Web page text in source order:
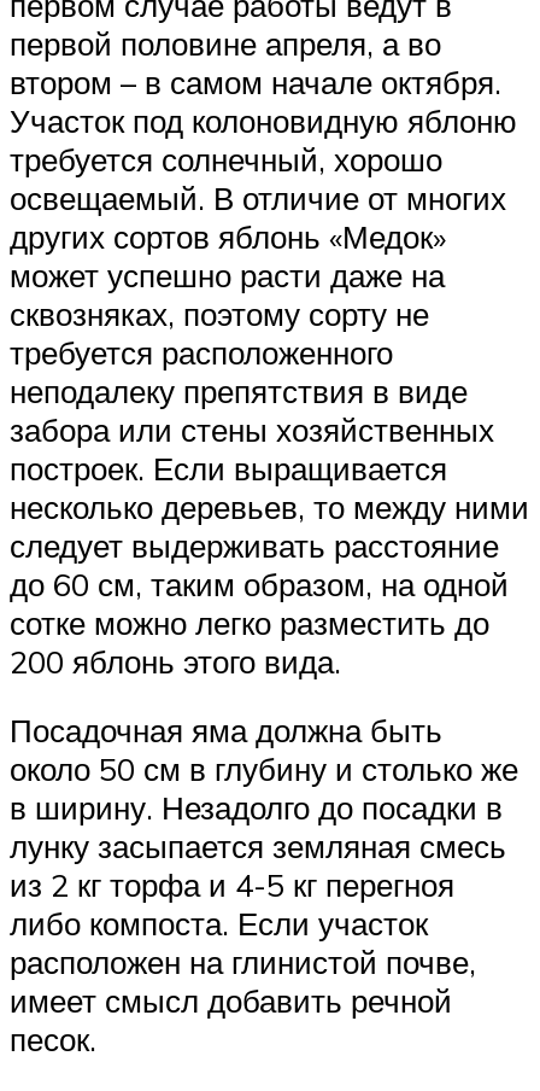
первой половине апреля, а во
втором – в самом начале октября.
Участок под колоновидную яблоню
требуется солнечный, хорошо
освещаемый. В отличие от многих
других сортов яблонь «Медок»
может успешно расти даже на
сквозняках, поэтому сорту не
требуется расположенного
неподалеку препятствия в виде
забора или стены хозяйственных
построек. Если выращивается
несколько деревьев, то между ними
следует выдерживать расстояние
до 60 см, таким образом, на одной
сотке можно легко разместить до
200 яблонь этого вида.
Посадочная яма должна быть
около 50 см в глубину и столько же
в ширину. Незадолго до посадки в
лунку засыпается земляная смесь
из 2 кг торфа и 4-5 кг перегноя
либо компоста. Если участок
расположен на глинистой почве,
имеет смысл добавить речной
песок.